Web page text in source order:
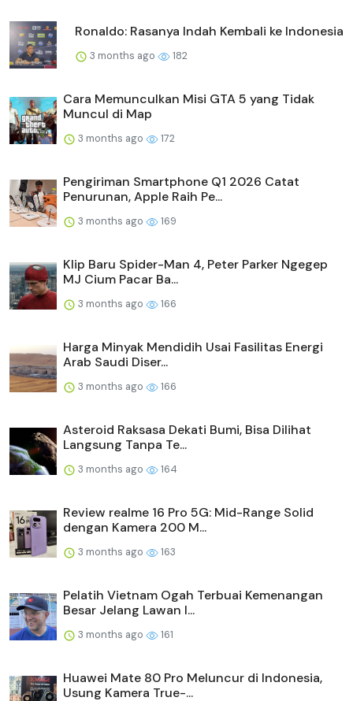
Ronaldo: Rasanya Indah Kembali ke Indonesia
3 months ago 182
Cara Memunculkan Misi GTA 5 yang Tidak
Muncul di Map
3 months ago 172
Pengiriman Smartphone Q1 2026 Catat
Penurunan, Apple Raih Pe...
3 months ago 169
Klip Baru Spider-Man 4, Peter Parker Ngegep
MJ Cium Pacar Ba...
3 months ago 166
Harga Minyak Mendidih Usai Fasilitas Energi
Arab Saudi Diser...
3 months ago 166
Asteroid Raksasa Dekati Bumi, Bisa Dilihat
Langsung Tanpa Te...
3 months ago 164
Review realme 16 Pro 5G: Mid-Range Solid
dengan Kamera 200 M...
3 months ago 163
Pelatih Vietnam Ogah Terbuai Kemenangan
Besar Jelang Lawan I...
3 months ago 161
Huawei Mate 80 Pro Meluncur di Indonesia,
Usung Kamera True-...